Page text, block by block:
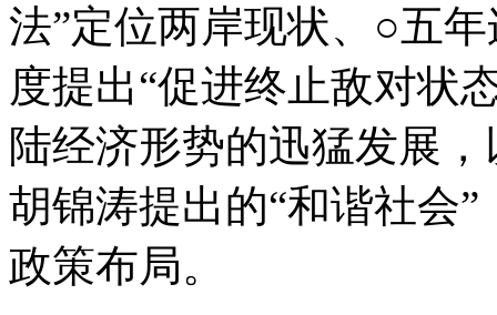
法”定位两岸现状、○五
度提出“促进终止敌对状
陆经济形势的迅猛发展
胡锦涛提出的“和谐社会
政策布局。